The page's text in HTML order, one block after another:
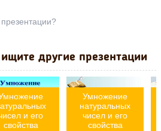
другие презентации
и его
свойства
Умножение
натуральных
чисел и его
свойства